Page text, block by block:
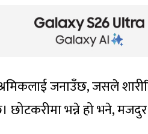
जनाउँछ, जसले
छोटकरीमा भन्ने हो भने,